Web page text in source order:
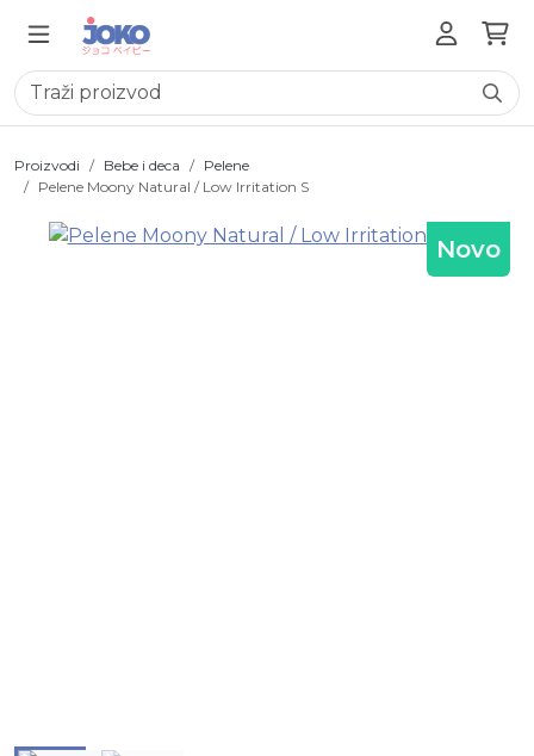
Proizvodi Bebe i deca
Pelene
Pelene Moony Natural / Low Irritation S
Novo